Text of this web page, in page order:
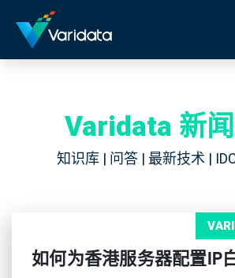
Varidata 新
知识库 | 问答 | 最新技术 |
如何为香港服务器配置IP